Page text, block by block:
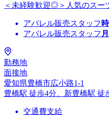
＜未経験歓迎◎＞人気のスー
アパレル販売スタッフ
アパレル販売スタッフ
勤務地
面接地
愛知県豊橋市広小路1-1
豊橋駅 徒歩4分、新豊橋駅 徒
交通費支給